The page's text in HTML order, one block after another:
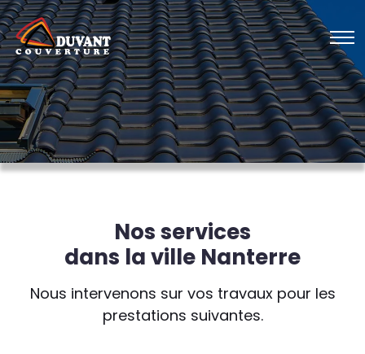
Nos services
dans la ville Nanterre
Nous intervenons sur vos travaux pour les
prestations suivantes.